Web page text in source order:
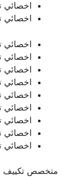
اخصائي
اخصائي
اخصائي
اخصائي
اخصائي
اخصائي
اخصائي
اخصائي
اخصائي
اخصائي
متخصص تكييف